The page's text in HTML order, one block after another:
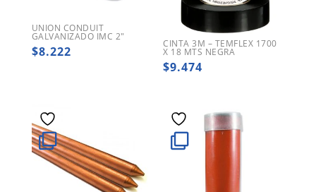
UNION CONDUIT
GALVANIZADO IMC 2″
$8.222
CINTA 3M – TEMFLEX 1700
X 18 MTS NEGRA
$9.474